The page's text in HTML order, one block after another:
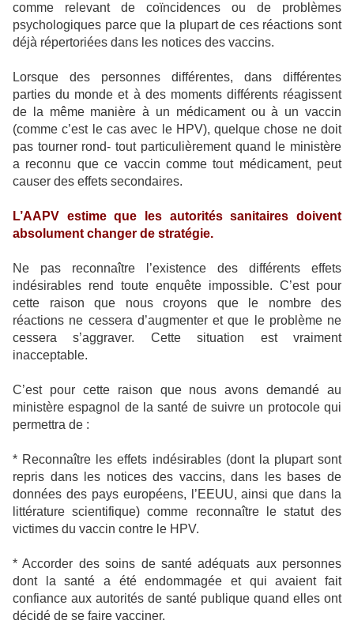
comme relevant de coïncidences ou de problèmes
psychologiques parce que la plupart de ces réactions sont
déjà répertoriées dans les notices des vaccins.
Lorsque des personnes différentes, dans différentes
parties du monde et à des moments différents réagissent
de la même manière à un médicament ou à un vaccin
(comme c’est le cas avec le HPV), quelque chose ne doit
pas tourner rond- tout particulièrement quand le ministère
a reconnu que ce vaccin comme tout médicament, peut
causer des effets secondaires.
L’AAPV estime que les autorités sanitaires doivent
absolument changer de stratégie.
Ne pas reconnaître l’existence des différents effets
indésirables rend toute enquête impossible. C’est pour
cette raison que nous croyons que le nombre des
réactions ne cessera d’augmenter et que le problème ne
cessera s’aggraver. Cette situation est vraiment
inacceptable.
C’est pour cette raison que nous avons demandé au
ministère espagnol de la santé de suivre un protocole qui
permettra de :
* Reconnaître les effets indésirables (dont la plupart sont
repris dans les notices des vaccins, dans les bases de
données des pays européens, l’EEUU, ainsi que dans la
littérature scientifique) comme reconnaître le statut des
victimes du vaccin contre le HPV.
* Accorder des soins de santé adéquats aux personnes
dont la santé a été endommagée et qui avaient fait
confiance aux autorités de santé publique quand elles ont
décidé de se faire vacciner.